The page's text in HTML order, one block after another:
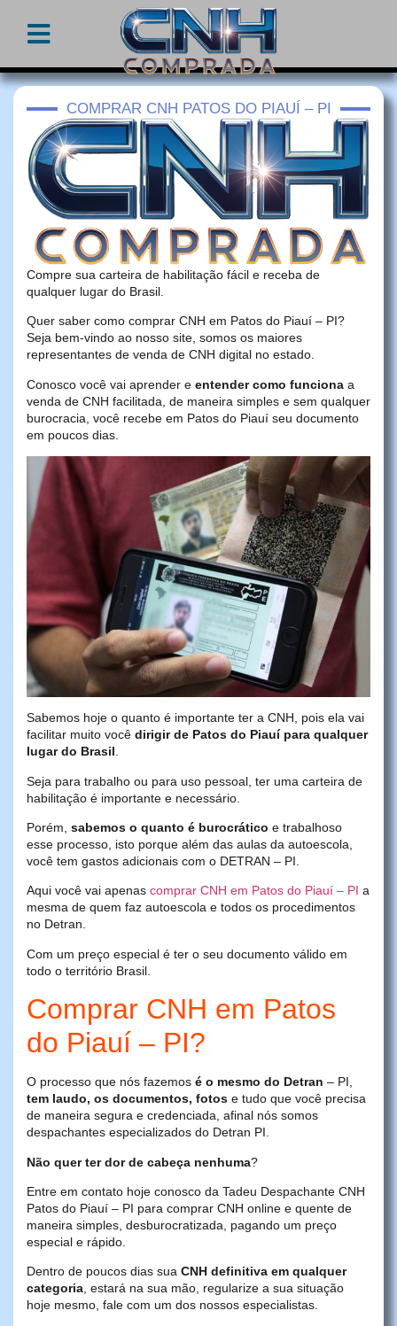
COMPRAR CNH PATOS DO PIAUÍ – PI
Compre sua carteira de habilitação fácil e receba de
qualquer lugar do Brasil.
Quer saber como comprar CNH em Patos do Piauí – PI?
Seja bem-vindo ao nosso site, somos os maiores
representantes de venda de CNH digital no estado.
Conosco você vai aprender e entender como funciona a
venda de CNH facilitada, de maneira simples e sem qualquer
burocracia, você recebe em Patos do Piauí seu documento
em poucos dias.
Sabemos hoje o quanto é importante ter a CNH, pois ela vai
facilitar muito você dirigir de Patos do Piauí para qualquer
lugar do Brasil.
Seja para trabalho ou para uso pessoal, ter uma carteira de
habilitação é importante e necessário.
Porém, sabemos o quanto é burocrático e trabalhoso
esse processo, isto porque além das aulas da autoescola,
você tem gastos adicionais com o DETRAN – PI.
Aqui você vai apenas comprar CNH em Patos do Piauí – PI a
mesma de quem faz autoescola e todos os procedimentos
no Detran.
Com um preço especial é ter o seu documento válido em
todo o território Brasil.
Comprar CNH em Patos
do Piauí – PI?
O processo que nós fazemos é o mesmo do Detran – PI,
tem laudo, os documentos, fotos e tudo que você precisa
de maneira segura e credenciada, afinal nós somos
despachantes especializados do Detran PI.
Não quer ter dor de cabeça nenhuma?
Entre em contato hoje conosco da Tadeu Despachante CNH
Patos do Piauí – PI para comprar CNH online e quente de
maneira simples, desburocratizada, pagando um preço
especial e rápido.
Dentro de poucos dias sua CNH definitiva em qualquer
categoria, estará na sua mão, regularize a sua situação
hoje mesmo, fale com um dos nossos especialistas.